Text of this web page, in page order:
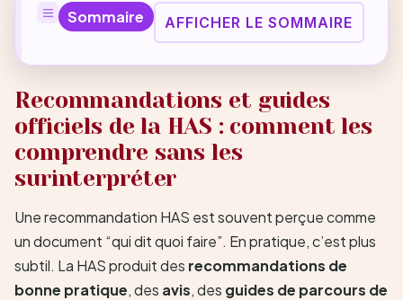
Sommaire AFFICHER LE SOMMAIRE
Recommandations et guides
officiels de la HAS : comment les
comprendre sans les
surinterpréter
Une recommandation HAS est souvent perçue comme
un document “qui dit quoi faire”. En pratique, c’est plus
subtil. La HAS produit des recommandations de
bonne pratique, des avis, des guides de parcours de